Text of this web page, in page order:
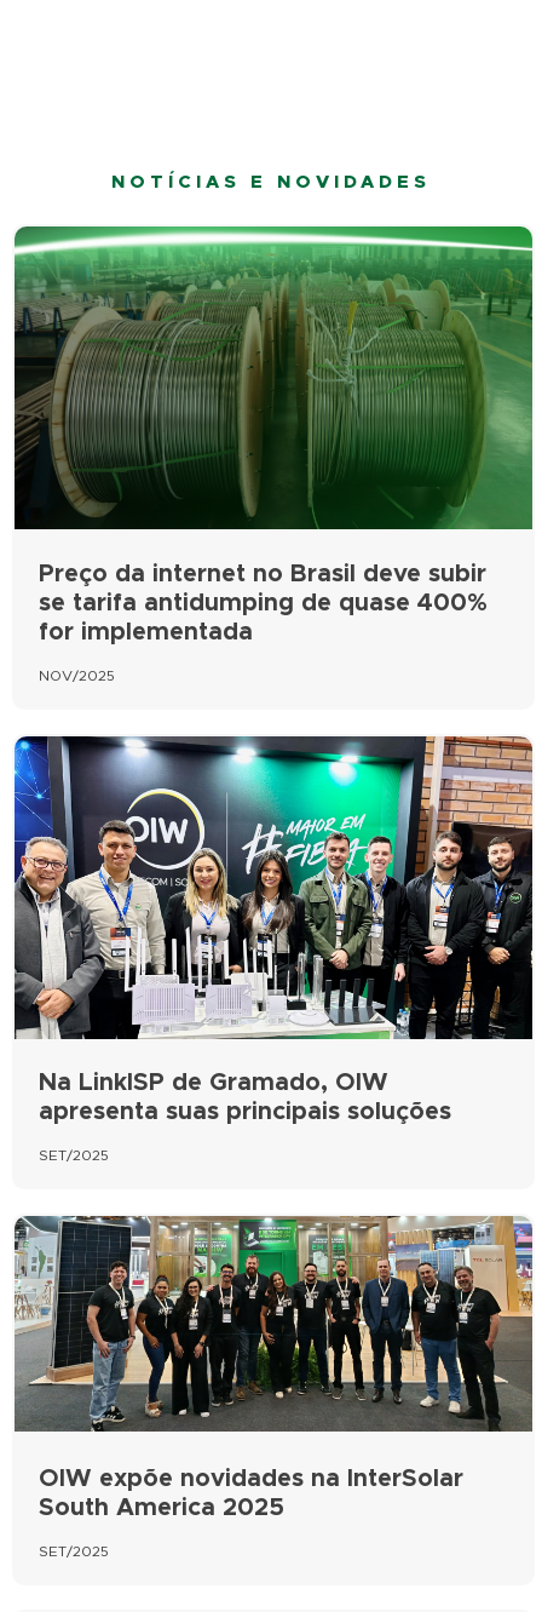
NOTÍCIAS E NOVIDADES
Preço da internet no Brasil deve subir
se tarifa antidumping de quase 400%
for implementada
NOV/2025
Na LinkISP de Gramado, OIW
apresenta suas principais soluções
SET/2025
OIW expõe novidades na InterSolar
South America 2025
SET/2025